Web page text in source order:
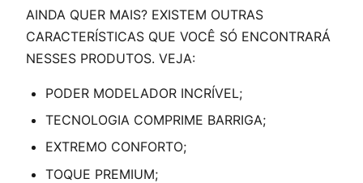
AINDA QUER MAIS? EXISTEM OUTRAS
CARACTERÍSTICAS QUE VOCÊ SÓ ENCONTRARÁ
NESSES PRODUTOS. VEJA:
PODER MODELADOR INCRÍVEL;
TECNOLOGIA COMPRIME BARRIGA;
EXTREMO CONFORTO;
TOQUE PREMIUM;